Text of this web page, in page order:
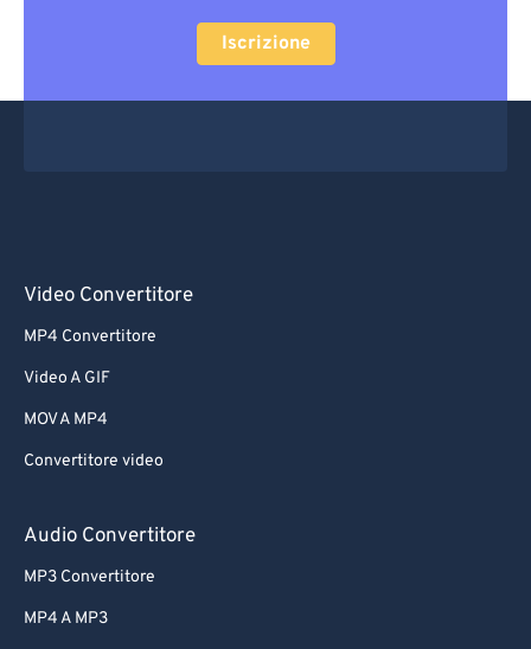
Iscrizione
Video Convertitore
MP4 Convertitore
Video A GIF
MOV A MP4
Convertitore video
Audio Convertitore
MP3 Convertitore
MP4 A MP3